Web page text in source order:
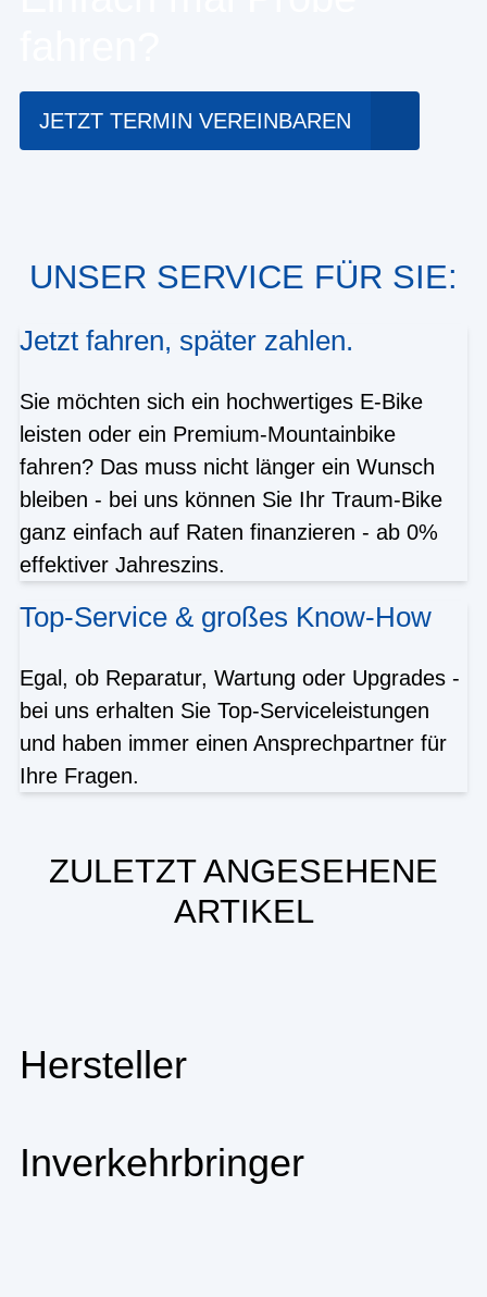
JETZT TERMIN VEREINBAREN
UNSER SERVICE FÜR SIE:
Jetzt fahren, später zahlen.
Sie möchten sich ein hochwertiges E-Bike
leisten oder ein Premium-Mountainbike
fahren? Das muss nicht länger ein Wunsch
bleiben - bei uns können Sie Ihr Traum-Bike
ganz einfach auf Raten finanzieren - ab 0%
effektiver Jahreszins.
Top-Service & großes Know-How
Egal, ob Reparatur, Wartung oder Upgrades -
bei uns erhalten Sie Top-Serviceleistungen
und haben immer einen Ansprechpartner für
Ihre Fragen.
ZULETZT ANGESEHENE
ARTIKEL
Hersteller
Inverkehrbringer